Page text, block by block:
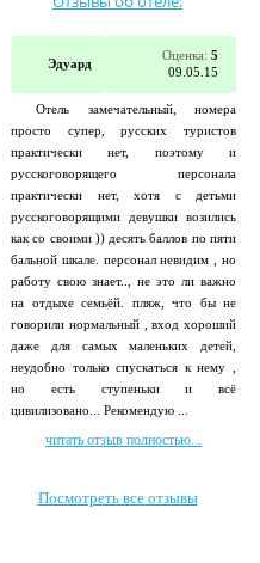
Эдуард
Оценка: 5
09.05.15
Отель замечательный, номера
просто супер, русских туристов
практически нет, поэтому и
русскоговорящего персонала
практически нет, хотя с детьми
русскоговорящими девушки возились
как со своими )) десять баллов по пяти
бальной шкале. персонал невидим , но
работу свою знает.., не это ли важно
на отдыхе семьёй. пляж, что бы не
говорили нормальный , вход хороший
даже для самых маленьких детей,
неудобно только спускаться к нему ,
но есть ступеньки и всё
цивилизовано... Рекомендую ...
читать отзыв полностью...
Посмотреть все отзывы